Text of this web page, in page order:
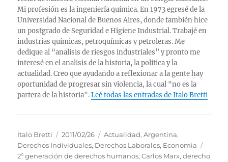
Mi profesión es la ingeniería química. En 1973 egresé de la
Universidad Nacional de Buenos Aires, donde también hice
un postgrado de Seguridad e Higiene Industrial. Trabajé en
industrias químicas, petroquímicas y petroleras. Me
dedique al “analisis de riesgos industriales” y pronto me
interesé en el analisis de la historia, la política y la
actualidad. Creo que ayudando a reflexionar a la gente hay
oportunidad de progresar sin violencia, la cual "no es la
partera de la historia".Leé todas las entradas de Italo Bretti
Autor
Italo Bretti
Publicado
el
2011/02/26 Categorías
Actualidad,Argentina,
Derechos Individuales, Derechos Laborales, Economia
2º generación de derechos humanos,Carlos Marx,derecho